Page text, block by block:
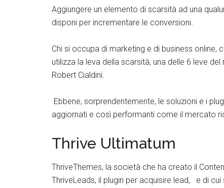
Aggiungere un elemento di scarsità ad una
disponi per incrementare le conversioni.
Chi si occupa di marketing e di business
utilizza la leva della scarsità, una delle 6 leve
Robert Cialdini.
Ebbene, sorprendentemente, le soluzioni e i
aggiornati e così performanti come il mercato
Thrive Ultimatum
ThriveThemes, la società che ha creato il
ThriveLeads, il plugin per acquisire lead, e di